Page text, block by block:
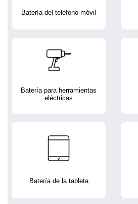
Batería del teléfono móvil
Batería para herramientas
eléctricas
Batería de la tableta